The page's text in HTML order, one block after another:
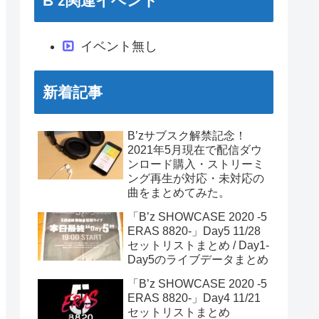
イベント無し
新着記事
B’zサブスク解禁記念！
2021年5月現在で配信ダウ
ンロード購入・ストリーミ
ング再生が対応・未対応の
曲をまとめてみた。
「B’z SHOWCASE 2020 -5
ERAS 8820-」Day5 11/28
セットリストまとめ / Day1-
Day5のライブデータまとめ
「B’z SHOWCASE 2020 -5
ERAS 8820-」Day4 11/21
セットリストまとめ